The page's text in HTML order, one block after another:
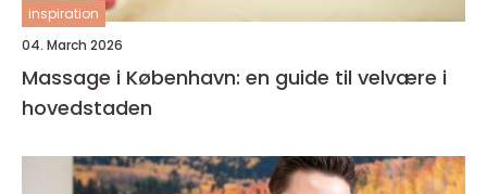
inspiration
04. March 2026
Massage i København: en guide til velvære i
hovedstaden